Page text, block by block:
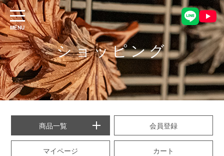
ショッピング
商品一覧 会員登録
マイページ カート